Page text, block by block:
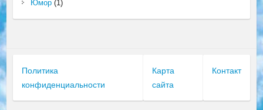
Юмор(1)
Политика
конфиденциальности
Карта
сайта
Контакт